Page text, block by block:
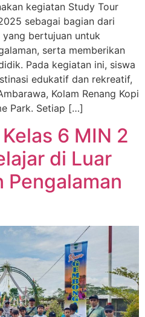
kegiatan Study Tour
sebagai bagian dari
bertujuan untuk
serta memberikan
Pada kegiatan ini, siswa
edukatif dan rekreatif,
Kolam Renang Kopi
Park. Setiap […]
6 MIN 2
di Luar
Pengalaman